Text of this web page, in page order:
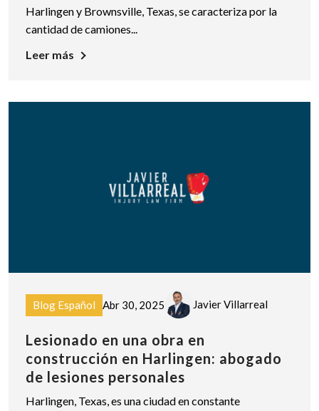
Harlingen y Brownsville, Texas, se caracteriza por la
cantidad de camiones...
Leer más
Blog Español Abr 30, 2025 Javier Villarreal
Lesionado en una obra en
construcción en Harlingen: abogado
de lesiones personales
Harlingen, Texas, es una ciudad en constante